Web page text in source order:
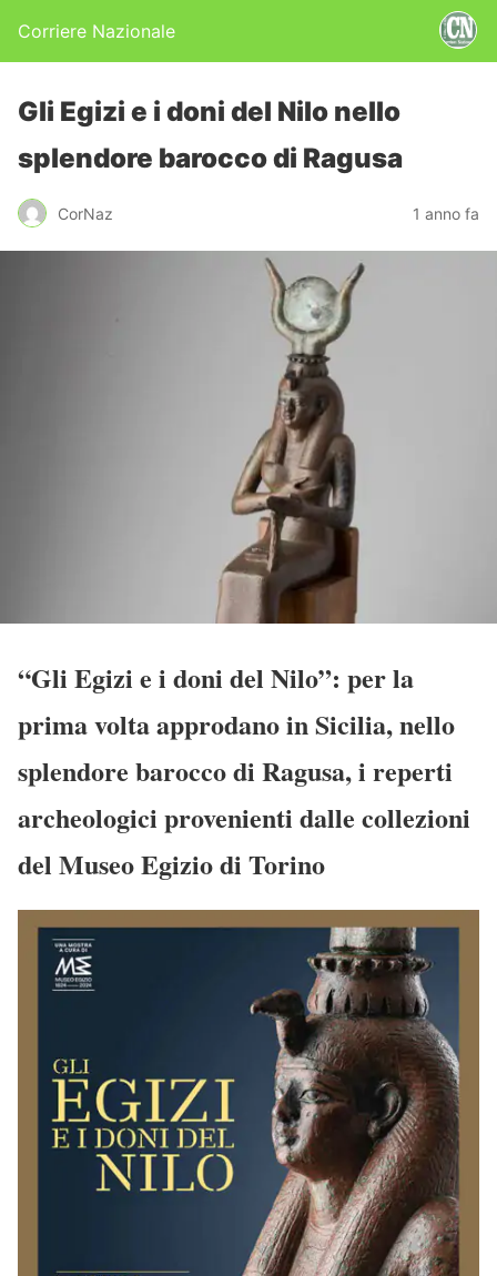
Corriere Nazionale
Gli Egizi e i doni del Nilo nello
splendore barocco di Ragusa
CorNaz 1 anno fa
“Gli Egizi e i doni del Nilo”: per la
prima volta approdano in Sicilia, nello
splendore barocco di Ragusa, i reperti
archeologici provenienti dalle collezioni
del Museo Egizio di Torino